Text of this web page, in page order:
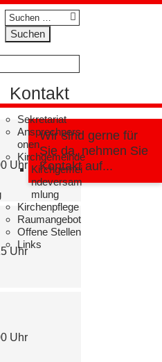
Suchen
nach:
Kontakt
Sekretariat
Ansprechpers
onen
Kirchgemeinde
Kirchgemei
ndeversam
mlung
Kirchenpflege
Raumangebot
Offene Stellen
Links
Wir sind gerne für
Sie da, nehmen Sie
Kontakt auf...
Uhr
Uhr
Uhr